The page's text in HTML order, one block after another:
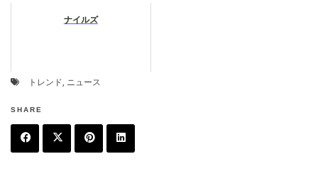
ナイルズ
トレンド, ニュース
SHARE